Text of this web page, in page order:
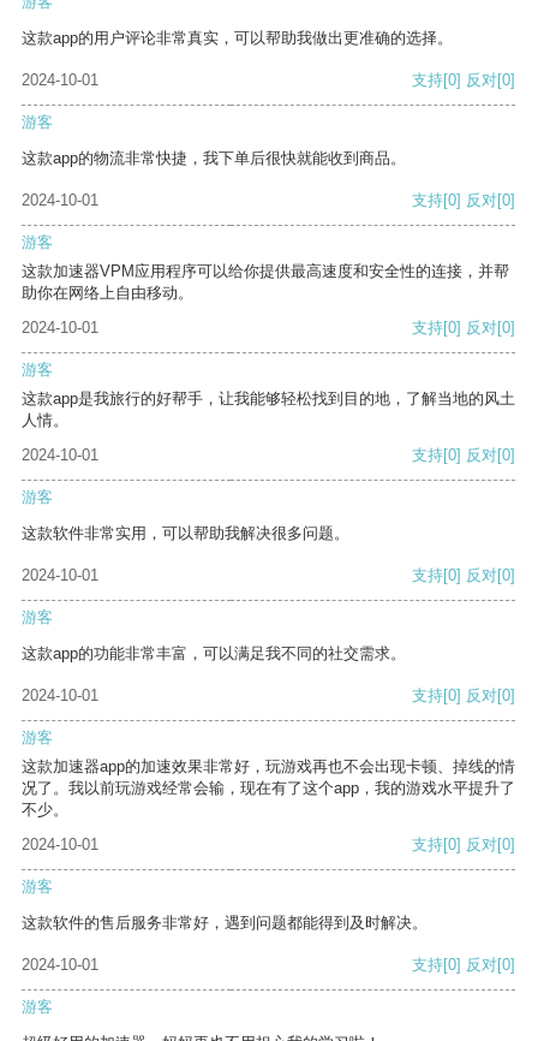
这款app的用户评论非常真实，可以帮助我做出更准确的选择。
2024-10-01 支持[0] 反对[0]
游客
这款app的物流非常快捷，我下单后很快就能收到商品。
2024-10-01 支持[0] 反对[0]
游客
这款加速器VPM应用程序可以给你提供最高速度和安全性的连接，并帮
助你在网络上自由移动。
2024-10-01
支持[0] 反对[0]
游客
这款app是我旅行的好帮手，让我能够轻松找到目的地，了解当地的风土
人情。
2024-10-01
支持[0] 反对[0]
游客
这款软件非常实用，可以帮助我解决很多问题。
2024-10-01 支持[0] 反对[0]
游客
这款app的功能非常丰富，可以满足我不同的社交需求。
2024-10-01 支持[0] 反对[0]
游客
这款加速器app的加速效果非常好，玩游戏再也不会出现卡顿、掉线的情
况了。我以前玩游戏经常会输，现在有了这个app，我的游戏水平提升了
不少。
2024-10-01
支持[0] 反对[0]
游客
这款软件的售后服务非常好，遇到问题都能得到及时解决。
2024-10-01 支持[0] 反对[0]
游客